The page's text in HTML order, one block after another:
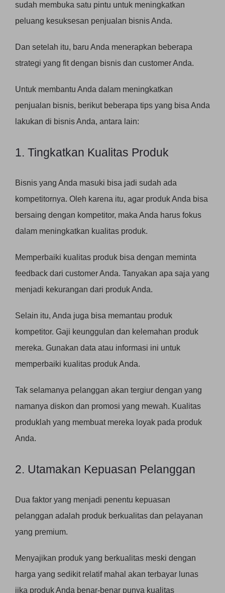
sudah membuka satu pintu untuk meningkatkan
peluang kesuksesan penjualan bisnis Anda.
Dan setelah itu, baru Anda menerapkan beberapa
strategi yang fit dengan bisnis dan customer Anda.
Untuk membantu Anda dalam meningkatkan
penjualan bisnis, berikut beberapa tips yang bisa Anda
lakukan di bisnis Anda, antara lain:
1. Tingkatkan Kualitas Produk
Bisnis yang Anda masuki bisa jadi sudah ada
kompetitornya. Oleh karena itu, agar produk Anda bisa
bersaing dengan kompetitor, maka Anda harus fokus
dalam meningkatkan kualitas produk.
Memperbaiki kualitas produk bisa dengan meminta
feedback dari customer Anda. Tanyakan apa saja yang
menjadi kekurangan dari produk Anda.
Selain itu, Anda juga bisa memantau produk
kompetitor. Gaji keunggulan dan kelemahan produk
mereka. Gunakan data atau informasi ini untuk
memperbaiki kualitas produk Anda.
Tak selamanya pelanggan akan tergiur dengan yang
namanya diskon dan promosi yang mewah. Kualitas
produklah yang membuat mereka loyak pada produk
Anda.
2. Utamakan Kepuasan Pelanggan
Dua faktor yang menjadi penentu kepuasan
pelanggan adalah produk berkualitas dan pelayanan
yang premium.
Menyajikan produk yang berkualitas meski dengan
harga yang sedikit relatif mahal akan terbayar lunas
jika produk Anda benar-benar punya kualitas